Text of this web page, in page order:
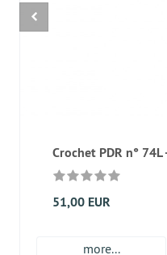
Crochet PDR n°
51,00 EUR
more...